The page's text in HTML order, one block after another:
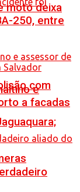
com
moto deixa
250, entre
e
a facadas